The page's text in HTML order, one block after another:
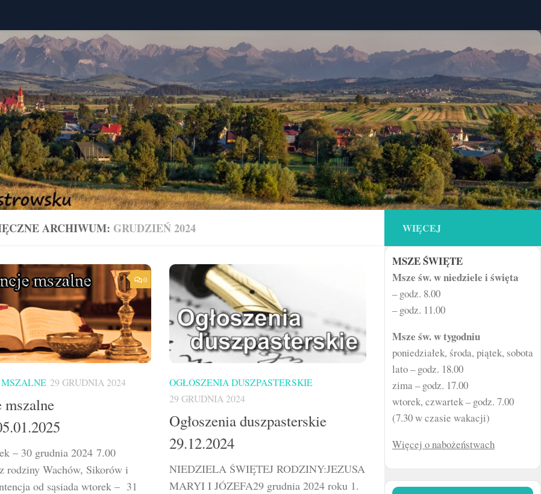
ARCHIWUM:GRUDZIEŃ 2024
0
29 GRUDNIA 2024
– 30 grudnia 2024 7.00
Wachów, Sikorów i
od sąsiada wtorek – 31
OGŁOSZENIA DUSZPASTERSKIE
29 GRUDNIA 2024
Ogłoszenia duszpasterskie
29.12.2024
NIEDZIELA ŚWIĘTEJ RODZINY:JEZUSA
MARYI I JÓZEFA29 grudnia 2024 roku 1.
WIĘCEJ
MSZE ŚWIĘTE
Msze św. w niedziele i święta
– godz. 8.00
– godz. 11.00
Msze św. w tygodniu
poniedziałek, środa, piątek, sobota
lato – godz. 18.00
zima – godz. 17.00
wtorek, czwartek – godz. 7.00
(7.30 w czasie wakacji)
Więcej o nabożeństwach